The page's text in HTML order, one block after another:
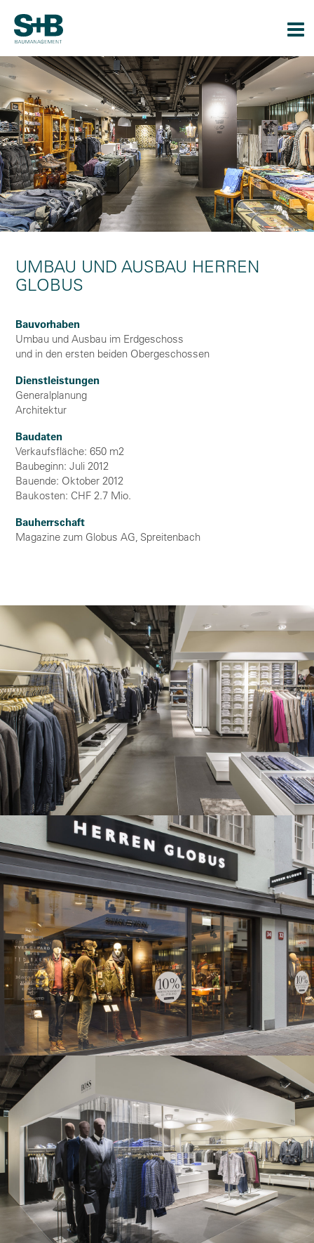
UMBAU UND AUSBAU HERREN
GLOBUS
Bauvorhaben
Umbau und Ausbau im Erdgeschoss
und in den ersten beiden Obergeschossen
Dienstleistungen
Generalplanung
Architektur
Baudaten
Verkaufsfläche: 650 m2
Baubeginn: Juli 2012
Bauende: Oktober 2012
Baukosten: CHF 2.7 Mio.
Bauherrschaft
Magazine zum Globus AG, Spreitenbach